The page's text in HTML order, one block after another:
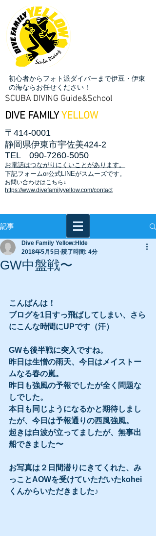
初心者からフォト派ダイバーまで伊豆・伊東
の海ならお任せください！
SCUBA DIVING Guide&School
DIVE FAMILY YELLOW
〒414-0001
静岡県伊東市宇佐美424-2
TEL 090-7260-5050
お電話はつながりにくいことがあります。
​下記フォームor公式LINEがスムーズです。
お問い合わせはこちら↓
https://www.divefamilyyellow.com/contact
記事
GW中盤戦〜
Dive Family Yellow:HIde
2018年5月5日 読了時間: 4分
こんばんは！
ブログを1日すっ飛ばしてしまい、さら
にこんな時間にUPです（汗）
GWも後半戦に突入ですね。
昨日は生憎の雨天、今日はメイストー
ムなる春の嵐。
昨日も強風の予報でしたが全く問題な
しでした。
本日も同じようになるかと期待しまし
たが、今日は予報通りの西風強風。
起きは白波が立ってましたが、無事出
船できました〜
お写真は２日間潜りにきてくれた、み
っことAOWを受けていただいたkohei
くんからいただきました♪